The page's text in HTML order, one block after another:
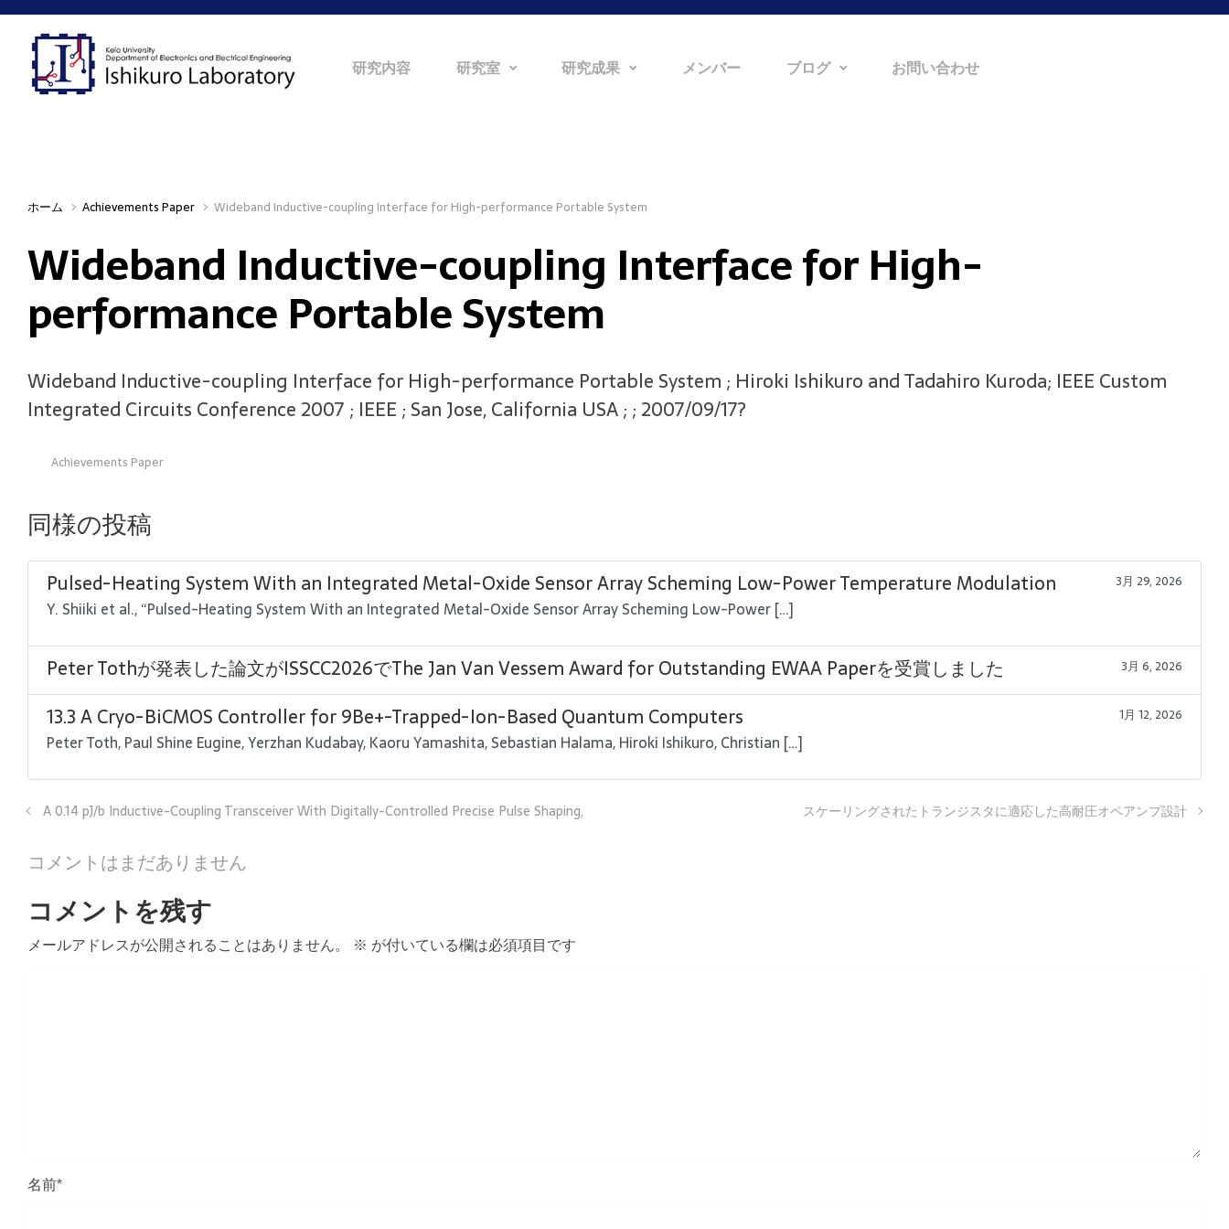
Skip to main content
研究内容 研究室 研究成果 メンバー ブログ お問い合わせ
ホーム Achievements Paper Wideband Inductive-coupling Interface for High-performance Portable System
Wideband Inductive-coupling Interface for High-
performance Portable System
Wideband Inductive-coupling Interface for High-performance Portable System ; Hiroki Ishikuro and Tadahiro Kuroda; IEEE Custom
Integrated Circuits Conference 2007 ; IEEE ; San Jose, California USA ; ; 2007/09/17?
Achievements Paper
同様の投稿
Pulsed-Heating System With an Integrated Metal-Oxide Sensor Array Scheming Low-Power Temperature Modulation 3月 29, 2026
Y. Shiiki et al., “Pulsed-Heating System With an Integrated Metal-Oxide Sensor Array Scheming Low-Power […]
Peter Tothが発表した論文がISSCC2026でThe Jan Van Vessem Award for Outstanding EWAA Paperを受賞しました 3月 6, 2026
13.3 A Cryo-BiCMOS Controller for 9Be+-Trapped-Ion-Based Quantum Computers 1月 12, 2026
Peter Toth, Paul Shine Eugine, Yerzhan Kudabay, Kaoru Yamashita, Sebastian Halama, Hiroki Ishikuro, Christian […]
A 0.14 pJ/b Inductive-Coupling Transceiver With Digitally-Controlled Precise Pulse Shaping, スケーリングされたトランジスタに適応した高耐圧オペアンプ設計
コメントはまだありません
コメントを残す
メールアドレスが公開されることはありません。 ※ が付いている欄は必須項目です
名前*